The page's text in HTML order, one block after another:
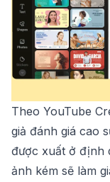
Theo YouTube
giả đánh giá cao
được xuất ở định
ảnh kém sẽ làm